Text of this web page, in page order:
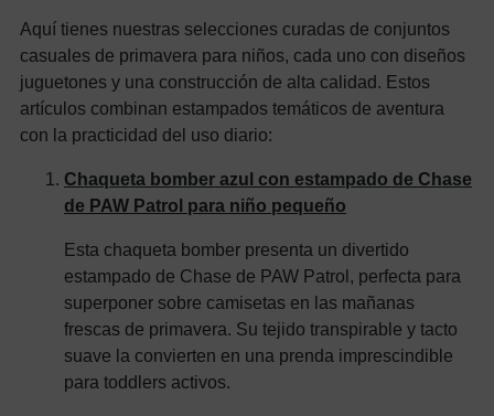
Aquí tienes nuestras selecciones curadas de conjuntos
casuales de primavera para niños, cada uno con diseños
juguetones y una construcción de alta calidad. Estos
artículos combinan estampados temáticos de aventura
con la practicidad del uso diario:
Chaqueta bomber azul con estampado de Chase
de PAW Patrol para niño pequeño
Esta chaqueta bomber presenta un divertido
estampado de Chase de PAW Patrol, perfecta para
superponer sobre camisetas en las mañanas
frescas de primavera. Su tejido transpirable y tacto
suave la convierten en una prenda imprescindible
para toddlers activos.